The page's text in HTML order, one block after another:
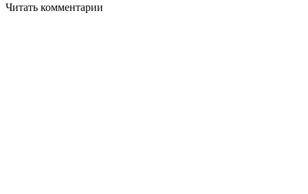
Читать комментарии